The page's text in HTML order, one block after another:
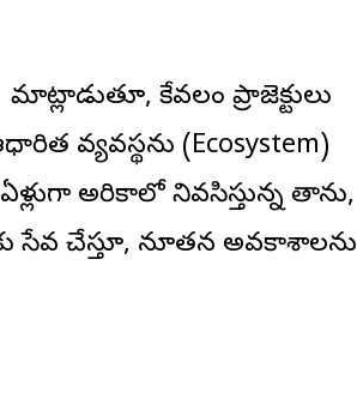
మాట్లాడుతూ, కేవలం ప్రాజెక్టులు
వ్యవస్థను (Ecosystem)
అమెరికాలో నివసిస్తున్న తాను,
సేవ చేస్తూ, నూతన అవకాశాలను